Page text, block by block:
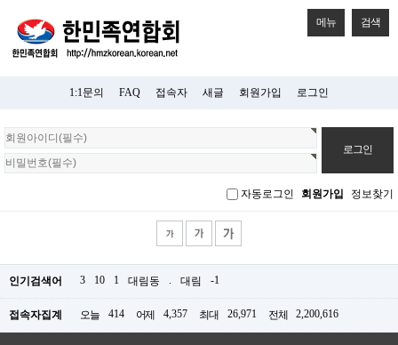
메뉴 검색
1:1문의 FAQ 접속자 새글 회원가입 로그인
회
원
로
자동로그인 회원가입 정보찾기
인기검색어 3 10 1 대림동 . 대림 -1
접속자집계 오늘 414 어제 4,357 최대 26,971 전체 2,200,616